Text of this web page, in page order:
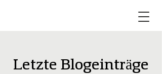
Letzte Blogeinträge